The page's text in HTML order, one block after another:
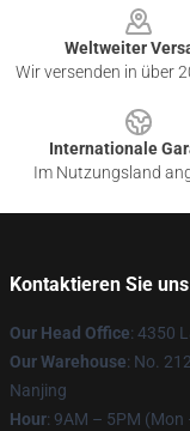
Weltweiter
Wir versenden in über
Internationale
Im Nutzungsland
Kontaktieren Sie uns
Our Head Office: 4350
Our Warehouse: No.
Nanjing
Hour: 9AM – 5PM (Mon